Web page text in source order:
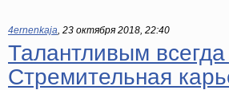
4ernenkaja, 23 октября 2018, 22:40
Талантливым
Стремительная